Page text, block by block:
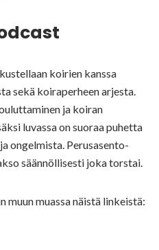
koirien kanssa
sekä koiraperheen arjesta.
ja koiran
luvassa on suoraa puhetta
ongelmista. Perusasento-
säännöllisesti joka torstai.
muun muassa näistä linkeistä: